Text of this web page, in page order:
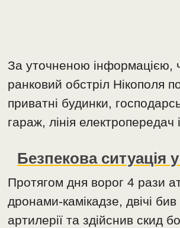
За уточненою інформацією,
ранковий обстріл Нікополя
приватні будинки,
гараж, лінія електропередач і
Безпекова ситуація
Протягом дня ворог 4 рази
дронами-камікадзе, двічі бив
артилерії та здійснив скид